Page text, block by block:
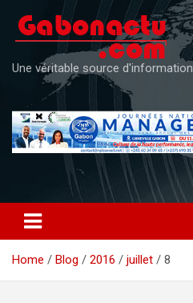
content
Une véritable source d'information
Home Blog 2016 juillet 8